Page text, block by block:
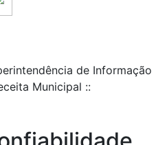
de Informação
Municipal ::